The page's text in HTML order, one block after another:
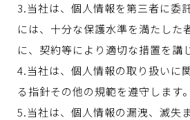
3.当社は、個人情報を第三者に委
には、十分な保護水準を満たした
に、契約等により適切な措置を講
4.当社は、個人情報の取り扱いに
る指針その他の規範を遵守します。
5.当社は、個人情報の漏洩、滅失